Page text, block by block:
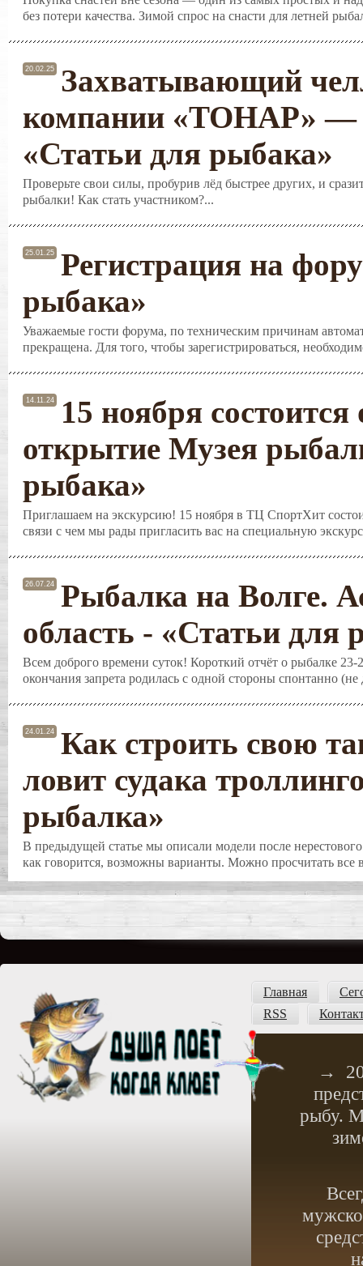
без потери качества. Зимой спрос на снасти для летней
20.02.25
Захватывающий
компании «ТОНАР» —
«Статьи для рыбака»
Проверьте свои силы, пробурив лёд быстрее других, и
рыбалки! Как стать участником?...
25.01.25
Регистрация на
рыбака»
Уважаемые гости форума, по техническим причинам
прекращена. Для того, чтобы зарегистрироваться,
14.11.24
15 ноября
открытие Музея
рыбака»
Приглашаем на экскурсию! 15 ноября в ТЦ СпортХит
связи с чем мы рады пригласить вас на специальную
26.07.24
Рыбалка на Волге.
область - «Статьи для
Всем доброго времени суток! Короткий отчёт о рыбалке
окончания запрета родилась с одной стороны спонтанно
24.01.24
Как строить свою
ловит судака
рыбалка»
В предыдущей статье мы описали модели после
как говорится, возможны варианты. Можно просчитать все
Главная
RSS
→
рыбу.